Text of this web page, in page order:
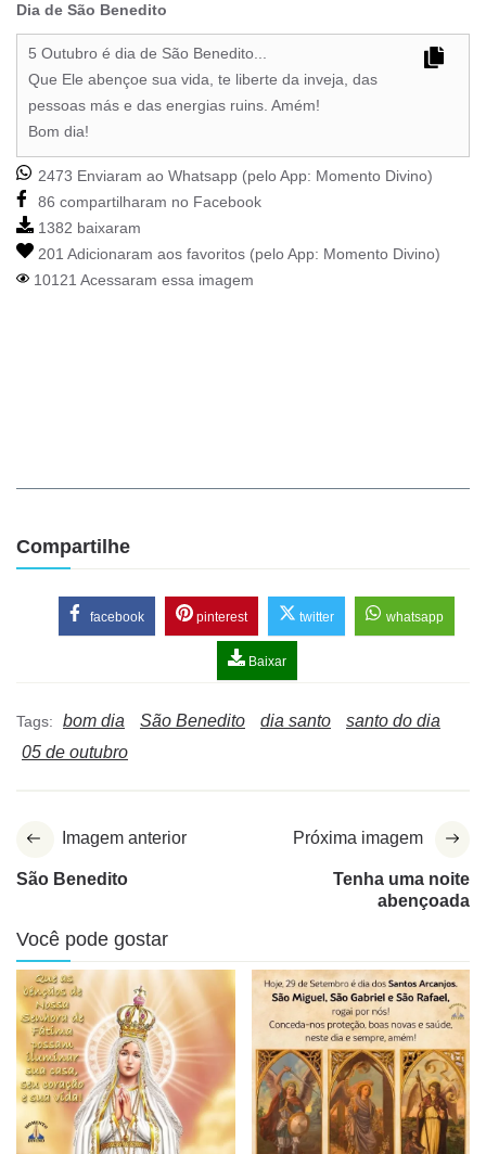
Dia de São Benedito
5 Outubro é dia de São Benedito...
Que Ele abençoe sua vida, te liberte da inveja, das
pessoas más e das energias ruins. Amém!
Bom dia!
2473 Enviaram ao Whatsapp (pelo App: Momento Divino)
86 compartilharam no Facebook
1382 baixaram
201 Adicionaram aos favoritos (pelo App: Momento Divino)
10121 Acessaram essa imagem
Compartilhe
facebook pinterest twitter whatsapp
Baixar
Tags: bom dia São Benedito dia santo
santo do dia
05 de outubro
Imagem anterior
São Benedito
Próxima imagem
Tenha uma noite
abençoada
Você pode gostar